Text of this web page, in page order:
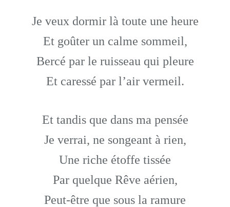
Je veux dormir là toute une heure
Et goûter un calme sommeil,
Bercé par le ruisseau qui pleure
Et caressé par l’air vermeil.
Et tandis que dans ma pensée
Je verrai, ne songeant à rien,
Une riche étoffe tissée
Par quelque Rêve aérien,
Peut-être que sous la ramure